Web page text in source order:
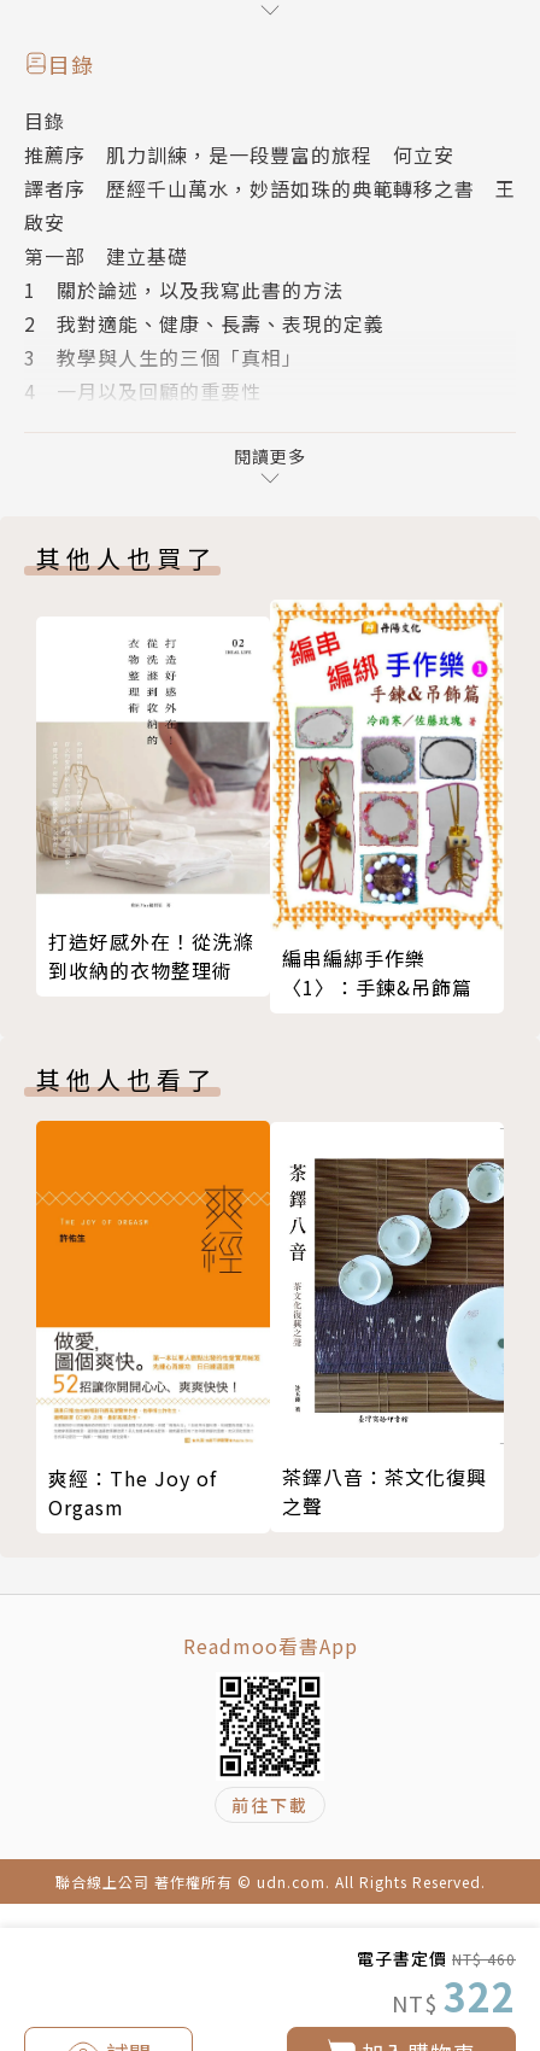
電子書定價 NT$ 460
NT$ 322
這是一本教你訓練的書，也是一本教你如何過好人
生的書。
些技術，對你自己的訓練絕對大有幫助。
除此之外，丹還要講的是，如何從日常生活、從生
活態度、從教學與計畫上改變，或者說認清自己。
本書共有58篇作者丹．約翰將其人生經歷與訓練
教學心得融會貫通之後，精煉出來的篇章，你可以看
到，他以詼諧的口吻，講述適能、健康、長壽、簡單肌
力等各個面向你應該知道、理解，然後需要進一步內化
的觀念，像是：
◎人生已經夠瘋狂了，不要再加入瘋狂的訓練。
◎未達到目標的快樂。
◎關鍵就是執行計畫，執行就對了。
當然也有課表與訓練知識：
◎簡單肌力（Easy Strength）的概念。
◎一般人、運動員與特殊專業人士的差異。
◎什麼叫做重。
◎肌力與體能教練的各個象限。
◎制定訓練課表的概念（重量、反覆次數、組
數）。
這本書適合所有在訓練上（某程度，在人生上也
是）感到有些不順利，常常沒有動力，或是找不到方法
丹．約翰詼諧卻意義深遠的文字，引領你在肌力訓練與
人生的路上，因為本書，獲得更多啟發。
Strength ＆ Conditioning書系
蒐羅國內外，最專業，最經典的訓練、運動心理、
醫療保健相關書籍，
本本經典、含納廣大資訊，陪讀者在訓練與終身學
習上一起成長進步。
作者簡介
丹．約翰（Dan John）
地運動會和五項重量投擲比賽（且為此項競賽的紀錄保
除了訓練教學外，目前他也是密蘇里州哥倫比亞學
院的宗教研究線上講師，同時也是倫敦特威克納姆聖瑪
他長期為《Men’s Health》、《t-nation》、
鍊相關文章。
目錄
目錄
推薦序 肌力訓練，是一段豐富的旅程 何立安
譯者序 歷經千山萬水，妙語如珠的典範轉移之書 王
啟安
第一部 建立基礎
1 關於論述，以及我寫此書的方法
2 我對適能、健康、長壽、表現的定義
3 教學與人生的三個「真相」
4 一月以及回顧的重要性
6 我是誰？我不是誰？
9 都柏林笑話
12 別人只把他們認為你想聽的告訴你
13 適能（Fit）
14 絕不失敗，除非你真的失敗
第二部 人生教訓──有些很殘酷，但全都很真實
15 寫履歷還是寫悼詞
16 先吃最大最醜的蟾蜍
17 現在吃什麼不重要，重要的是以前吃了什麼
18 模擬感恩節
19 正念或盲目的習慣
20 被鴨子啄死
23 用食物來節食
第三部 訓練以及人生之我見
24 流動智力與固定智力
26 流動智力與國王或皇后思考
27 固定智力與國王或皇后思考
28 技巧進步……或是無法進步
29 執教（與人生）的關鍵：勝利的要素和可以提升
的技巧
30 必要之物與無法增進的技巧
31 為瘋狂人生而訓練
32 執教的基本概念
33 提示與教學：適當時間該有的適當資訊
34 簡單肌力的延伸
38 更簡單肌力訓練法
39 實際反覆次數與通常很單純的概念
40 肌力與體能教練的各個象限
45 第三象限
46 第三象限訓練
閱讀更多
其他人也買了
打造好感外在！從洗滌
到收納的衣物整理術
編串編綁手作樂
〈1〉：手鍊&吊飾篇
其他人也看了
爽經：The Joy of
Orgasm
茶鐸八音：茶文化復興
之聲
Readmoo看書App
前往下載
聯合線上公司 著作權所有 © udn.com. All Rights Reserved.